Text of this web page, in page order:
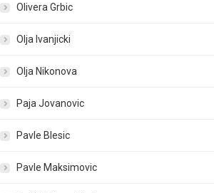
Olivera Grbic
Olja Ivanjicki
Olja Nikonova
Paja Jovanovic
Pavle Blesic
Pavle Maksimovic